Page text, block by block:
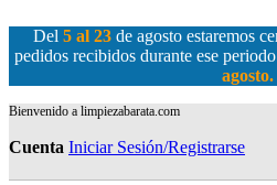
Del 5 al 23 de agosto estaremos
pedidos recibidos durante ese
agosto.
Bienvenido a limpiezabarata.com
Cuenta Iniciar Sesión/Registrarse